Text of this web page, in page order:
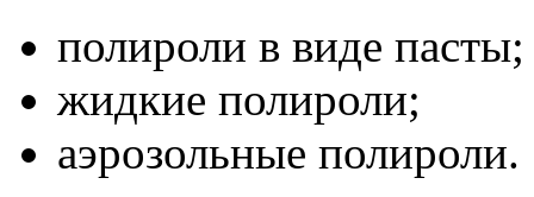
полироли в виде пасты;
жидкие полироли;
аэрозольные полироли.